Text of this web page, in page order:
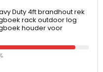
Duty 4ft brandhout rek
rack outdoor log
houder voor